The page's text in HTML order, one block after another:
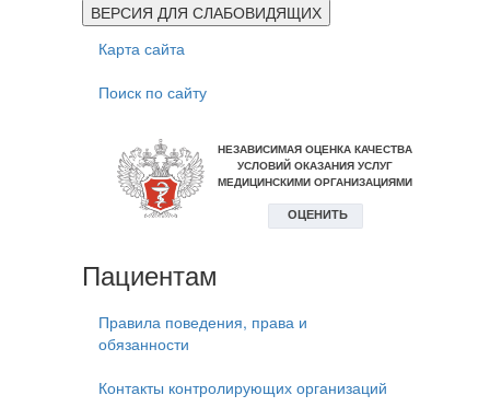
ВЕРСИЯ ДЛЯ СЛАБОВИДЯЩИХ
Карта сайта
Поиск по сайту
Пациентам
Правила поведения, права и
обязанности
Контакты контролирующих организаций